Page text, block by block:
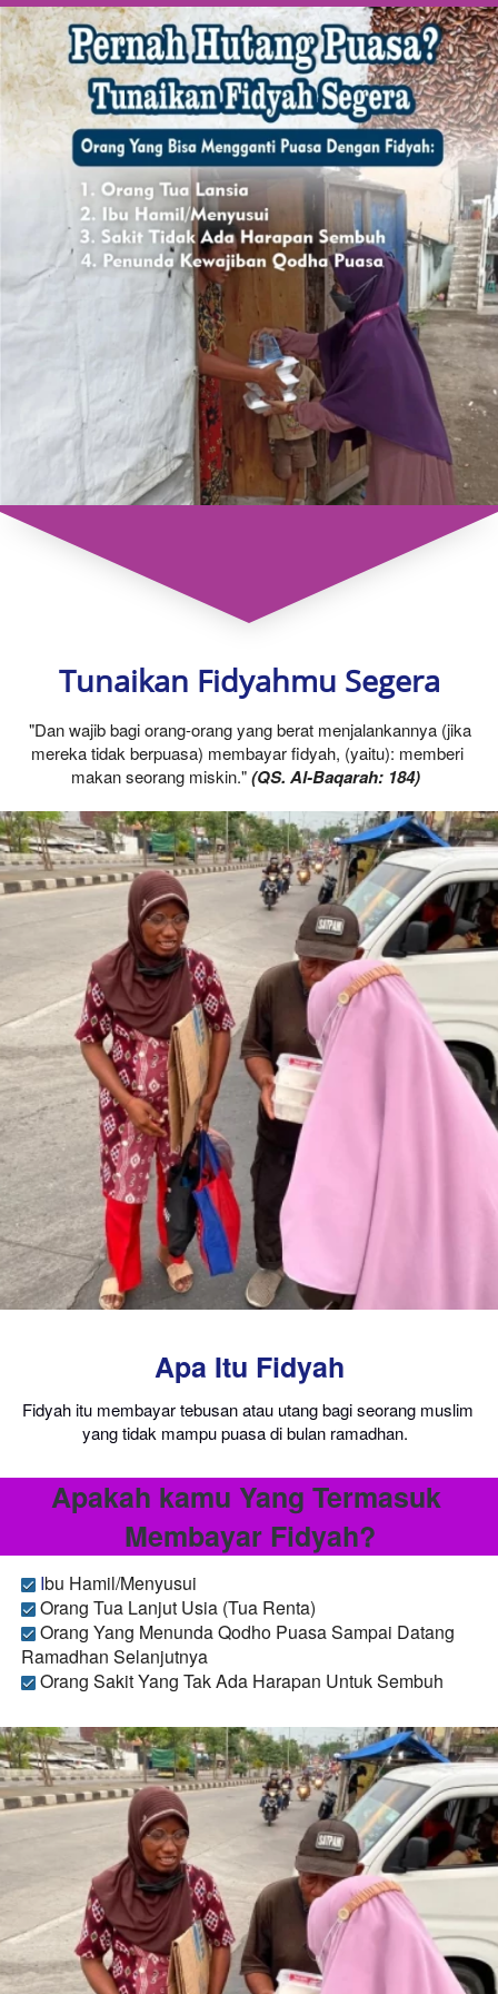
Tunaikan Fidyahmu Segera
"Dan wajib bagi orang-orang yang berat menjalankannya (jika
mereka tidak berpuasa) membayar fidyah, (yaitu): memberi
makan seorang miskin." (QS. Al-Baqarah: 184)
Apa Itu Fidyah
Fidyah itu membayar tebusan atau utang bagi seorang muslim
yang tidak mampu puasa di bulan ramadhan.
Apakah kamu Yang Termasuk
Membayar Fidyah?
Ibu Hamil/Menyusui
Orang Tua Lanjut Usia (Tua Renta)
Orang Yang Menunda Qodho Puasa Sampai Datang
Ramadhan Selanjutnya
Orang Sakit Yang Tak Ada Harapan UntukSembuh